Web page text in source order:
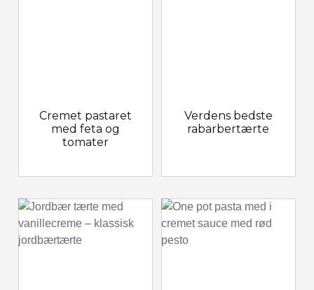
Cremet pastaret
med feta og
tomater
Verdens bedste
rabarbertærte